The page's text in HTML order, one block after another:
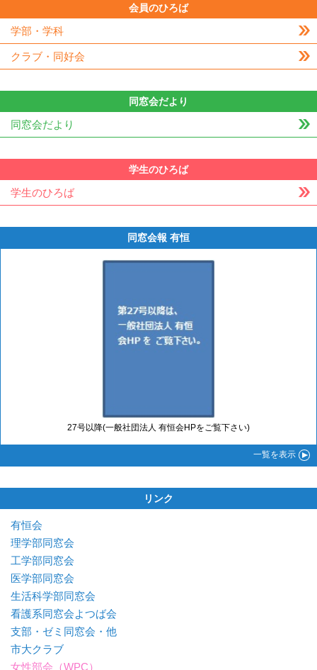
会員のひろば
学部・学科
クラブ・同好会
同窓会だより
同窓会だより
学生のひろば
学生のひろば
同窓会報 有恒
27号以降(一般社団法人 有恒会HPをご覧下さい)
一覧を表示
リンク
有恒会
理学部同窓会
工学部同窓会
医学部同窓会
生活科学部同窓会
看護系同窓会よつば会
支部・ゼミ同窓会・他
市大クラブ
女性部会（WPC）